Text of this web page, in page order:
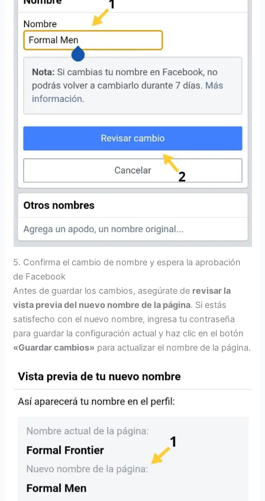
5. Confirma el cambio de nombre y espera la aprobación
de Facebook
Antes de guardar los cambios, asegúrate de revisar la
vista previa del nuevo nombre de la página. Si estás
satisfecho con el nuevo nombre, ingresa tu contraseña
para guardar la configuración actual y haz clic en el botón
«Guardar cambios» para actualizar el nombre de la página.